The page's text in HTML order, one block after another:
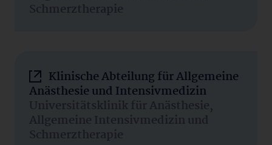
Schmerztherapie
Klinische Abteilung für Allgemeine
Anästhesie und Intensivmedizin
Universitätsklinik für Anästhesie,
Allgemeine Intensivmedizin und
Schmerztherapie